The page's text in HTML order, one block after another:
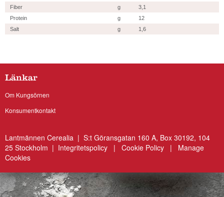
Fiber
g
3,1
Protein
g
12
Salt
g 1,6
Länkar
Om Kungsörnen
Konsumentkontakt
Lantmännen Cerealia | S:t Göransgatan 160 A, Box 30192, 104
25 Stockholm | Integritetspolicy | Cookie Policy | Manage
Cookies